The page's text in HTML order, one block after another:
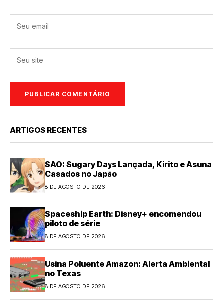
ARTIGOS RECENTES
SAO: Sugary Days Lançada, Kirito e Asuna
Casados no Japão
8 DE AGOSTO DE 2026
Spaceship Earth: Disney+ encomendou
piloto de série
8 DE AGOSTO DE 2026
Usina Poluente Amazon: Alerta Ambiental
no Texas
8 DE AGOSTO DE 2026